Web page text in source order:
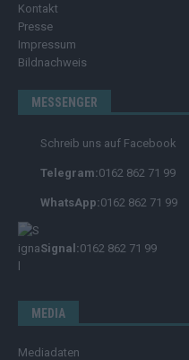
Kontakt
Presse
Impressum
Bildnachweis
MESSENGER
Schreib uns auf Facebook
Telegram:0162 862 71 99
WhatsApp:0162 862 71 99
Signal:0162 862 71 99
MEDIA
Mediadaten